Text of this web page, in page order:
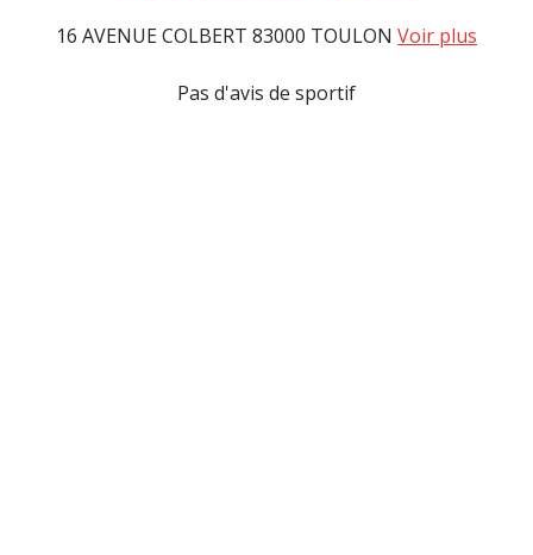
16 AVENUE COLBERT 83000 TOULON Voir plus
Pas d'avis de sportif